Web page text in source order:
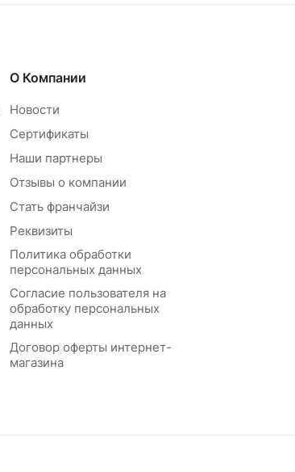
О Компании
Новости
Сертификаты
Наши партнеры
Отзывы о компании
Стать франчайзи
Реквизиты
Политика обработки
персональных данных
Согласие пользователя на
обработку персональных
данных
Договор оферты интернет-
магазина